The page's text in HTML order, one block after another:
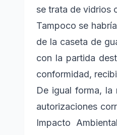
se trata de vidrios
Tampoco se
de la caseta de
con la partida
conformidad,
De igual forma, la
autorizaciones
Impacto